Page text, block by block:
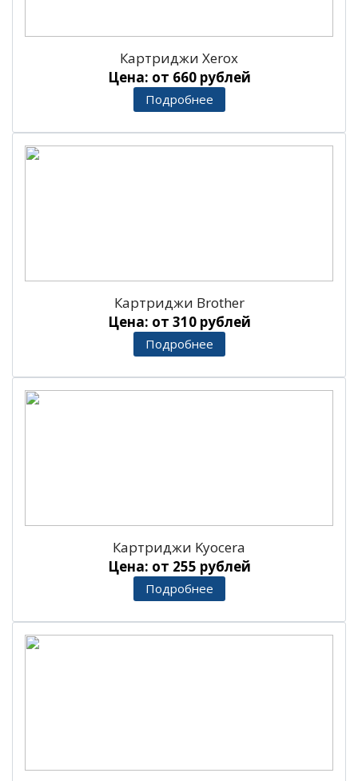
Картриджи Xerox
Цена: от 660 рублей
Подробнее
Картриджи Brother
Цена: от 310 рублей
Подробнее
Картриджи Kyocera
Цена: от 255 рублей
Подробнее